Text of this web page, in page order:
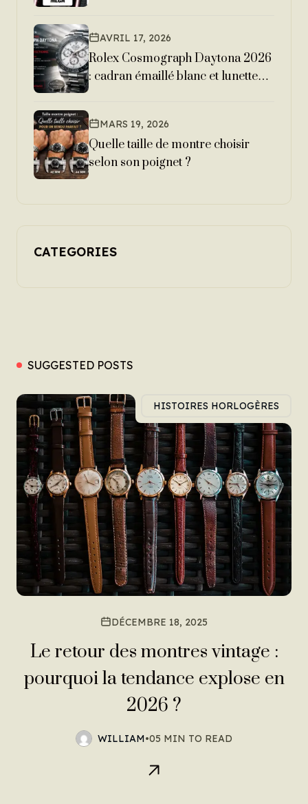
AVRIL 17, 2026
Rolex Cosmograph Daytona 2026
: cadran émaillé blanc et lunette
MARS 19, 2026
Quelle taille de montre choisir
selon son poignet ?
CATEGORIES
SUGGESTED POSTS
HISTOIRES HORLOGÈRES
DÉCEMBRE 18, 2025
Le retour des montres vintage :
pourquoi la tendance explose en
2026 ?
WILLIAM•05 MIN TO READ